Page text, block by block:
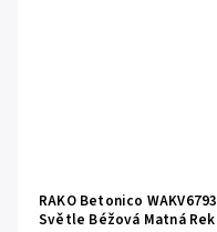
RAKO Betonico
Světle Béžová Matná